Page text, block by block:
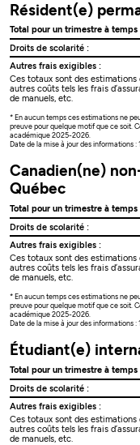
Résident(e)
Total pour un trimestre à
Droits de scolarité :
Autres frais exigibles :
Ces totaux sont des
autres coûts tels les frais
de manuels, etc.
* En aucun temps ces estimations ne
preuve pour quelque motif que ce soit.
académique 2025-2026.
Date de la mise à jour des informations :
Canadien(ne)
Québec
Total pour un trimestre à
Droits de scolarité :
Autres frais exigibles :
Ces totaux sont des
autres coûts tels les frais
de manuels, etc.
* En aucun temps ces estimations ne
preuve pour quelque motif que ce soit.
académique 2025-2026.
Date de la mise à jour des informations :
Étudiant(e)
Total pour un trimestre à
Droits de scolarité :
Autres frais exigibles :
Ces totaux sont des
autres coûts tels les frais
de manuels, etc.